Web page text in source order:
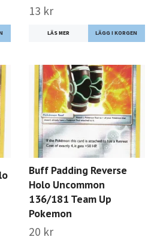
13 kr
LÄS MER
Buff Padding Reverse
Holo Uncommon
136/181 Team Up
Pokemon
20 kr